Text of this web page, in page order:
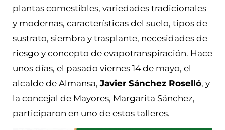
plantas comestibles, variedades tradicionales
y modernas, características del suelo, tipos de
sustrato, siembra y trasplante, necesidades de
riesgo y concepto de evapotranspiración. Hace
unos días, el pasado viernes 14 de mayo, el
alcalde de Almansa, Javier Sánchez Roselló, y
la concejal de Mayores, Margarita Sánchez,
participaron en uno de estos talleres.